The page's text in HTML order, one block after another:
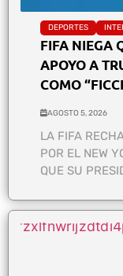
DEPORTES
FIFA NIEGA
APOYO A
COMO
AGOSTO 5, 2026
LA FIFA
POR EL NEW
QUE SU